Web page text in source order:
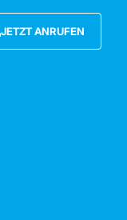
JETZT ANRUFEN